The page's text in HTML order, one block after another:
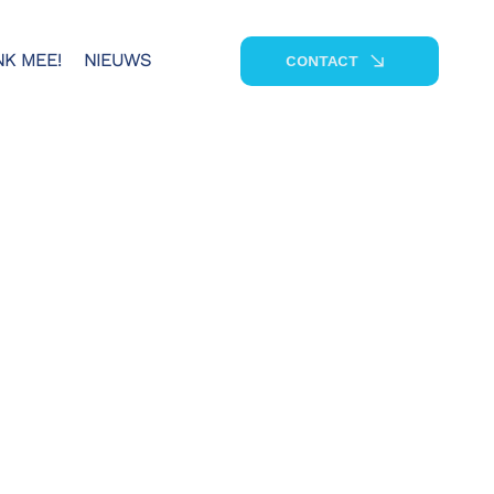
MEE! NIEUWS CONTACT